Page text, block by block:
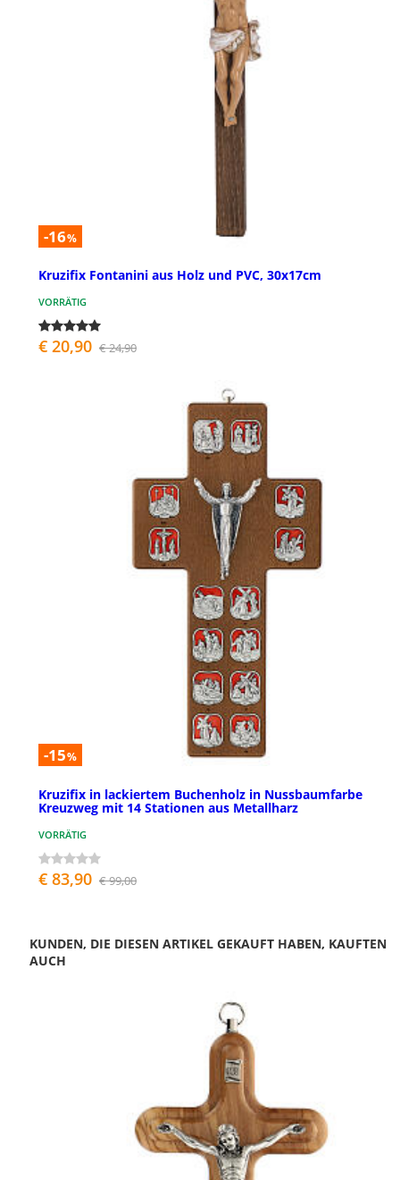
-16%
Kruzifix Fontanini aus Holz und PVC, 30x17cm
VORRÄTIG
€ 20,90 € 24,90
-15%
Kruzifix in lackiertem Buchenholz in Nussbaumfarbe
Kreuzweg mit 14 Stationen aus Metallharz
VORRÄTIG
€ 83,90 € 99,00
KUNDEN, DIE DIESEN ARTIKEL GEKAUFT HABEN, KAUFTEN
AUCH